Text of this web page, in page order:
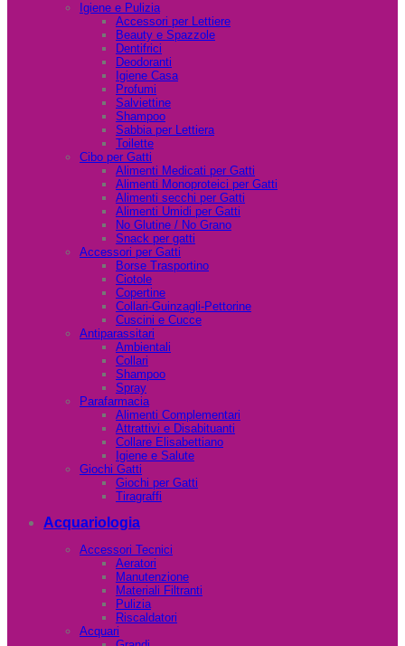
Igiene e Pulizia
Accessori per Lettiere
Beauty e Spazzole
Dentifrici
Deodoranti
Igiene Casa
Profumi
Salviettine
Shampoo
Sabbia per Lettiera
Toilette
Cibo per Gatti
Alimenti Medicati per Gatti
Alimenti Monoproteici per Gatti
Alimenti secchi per Gatti
Alimenti Umidi per Gatti
No Glutine / No Grano
Snack per gatti
Accessori per Gatti
Borse Trasportino
Ciotole
Copertine
Collari-Guinzagli-Pettorine
Cuscini e Cucce
Antiparassitari
Ambientali
Collari
Shampoo
Spray
Parafarmacia
Alimenti Complementari
Attrattivi e Disabituanti
Collare Elisabettiano
Igiene e Salute
Giochi Gatti
Giochi per Gatti
Tiragraffi
Acquariologia
Accessori Tecnici
Aeratori
Manutenzione
Materiali Filtranti
Pulizia
Riscaldatori
Acquari